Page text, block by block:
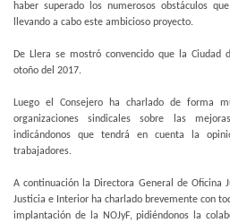
haber superado los numerosos obstáculos
llevando a cabo este ambicioso proyecto.
De Llera se mostró convencido que la Ciudad
otoño del 2017.
Luego el Consejero ha charlado de forma
organizaciones sindicales sobre las
indicándonos que tendrá en cuenta la
trabajadores.
A continuación la Directora General de Oficina
Justicia e Interior ha charlado brevemente con
implantación de la NOJyF, pidiéndonos la